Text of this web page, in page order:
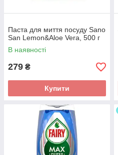
Паста для миття посуду Sano
San Lemon&Aloe Vera, 500 г
В наявності
279 ₴
Купити